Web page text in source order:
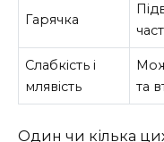
Гарячка
Слабкість і
млявість
та
Один чи кілька